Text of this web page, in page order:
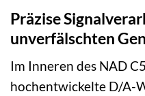
Präzise
unverfälschten
Im Inneren des NAD
hochentwickelte D/A-